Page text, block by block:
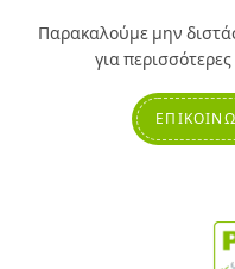
Παρακαλούμε μην
για